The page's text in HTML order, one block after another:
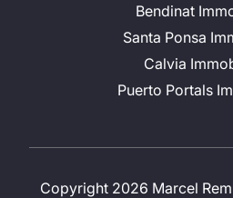
Bendinat
Santa Ponsa
Calvia
Puerto Portals
Copyright 2026 Marcel